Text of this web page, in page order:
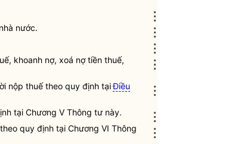
nước.
, khoanh nợ, xoá nợ tiền thuế,
nộp thuếtheo quy định tạiĐiều
tại Chương V Thông tư này.
quy định tại Chương VI Thông
⋮
⋮
⋮
⋮
⋮
⋮
⋮